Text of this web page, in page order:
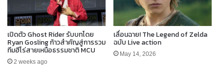
เปิดตัว Ghost Rider รับบทโดย
Ryan Gosling ก้าวสำคัญสู่การรวม
ทีมฮีโร่สายเหนือธรรมชาติ MCU
2 weeks ago
เลื่อนฉาย! The Legend of Zelda
ฉบับ Live action
May 14, 2026